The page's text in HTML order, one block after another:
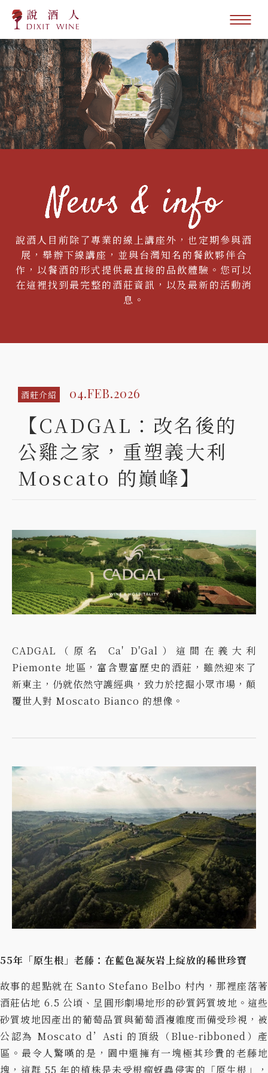
說酒人目前除了專業的線上講座外，也定期參與酒
展，舉辦下線講座，並與台灣知名的餐飲夥伴合
作，以餐酒的形式提供最直接的品飲體驗。您可以
在這裡找到最完整的酒莊資訊，以及最新的活動消
息。
酒莊介紹 04.FEB.2026
【CADGAL：改名後的
公雞之家，重塑義大利
Moscato 的巔峰】
CADGAL（原名 Ca' D'Gal）這間在義大利
Piemonte 地區，富含豐富歷史的酒莊，雖然迎來了
新東主，仍就依然守護經典，致力於挖掘小眾市場，顛
覆世人對 Moscato Bianco 的想像。
55年「原生根」老藤：在藍色凝灰岩上綻放的稀世珍寶
故事的起點就在 Santo Stefano Belbo 村內，那裡座落著
酒莊佔地 6.5 公頃、呈圓形劇場地形的砂質鈣質坡地。這些
砂質坡地因產出的葡萄品質與葡萄酒複雜度而備受珍視，被
公認為 Moscato d’Asti 的頂級（Blue-ribboned）產
區。最令人驚嘆的是，園中還擁有一塊極其珍貴的老藤地
塊，這群 55 年的植株是未受根瘤蚜蟲侵害的「原生根」，